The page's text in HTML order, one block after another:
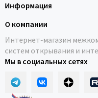
Информация
О компании
Интернет-магазин
систем открывания и
Мы в социальных сетях